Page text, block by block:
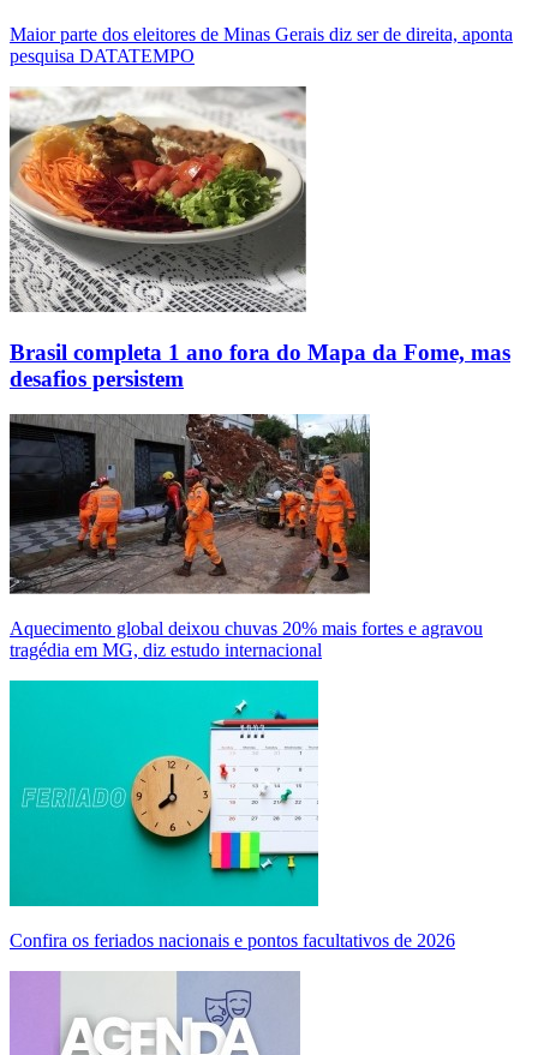
Maior parte dos eleitores de Minas Gerais diz ser de direita, aponta
pesquisa DATATEMPO
Brasil completa 1 ano fora do Mapa da Fome, mas
desafios persistem
Aquecimento global deixou chuvas 20% mais fortes e agravou
tragédia em MG, diz estudo internacional
Confira os feriados nacionais e pontos facultativos de 2026